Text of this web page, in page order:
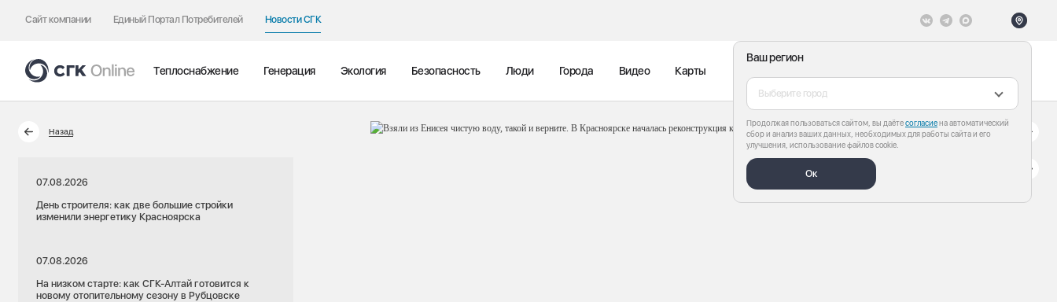
Сайт компании Единый Портал Потребителей Новости СГК
Ваш регион
Выберите город
Продолжая пользоваться сайтом, вы даётесогласиена автоматический
сбор и анализ ваших данных, необходимых для работы сайта и его
улучшения, использование файлов cookie.
Ок
Теплоснабжение Генерация Экология Безопасность Люди Города Видео Карты
Назад
07.08.2026
День строителя: как две большие стройки
изменили энергетику Красноярска
07.08.2026
На низком старте: как СГК-Алтай готовится к
новому отопительному сезону в Рубцовске